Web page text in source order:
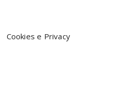
Cookies e Privacy